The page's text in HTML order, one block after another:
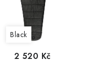
Black
2 520 Kč